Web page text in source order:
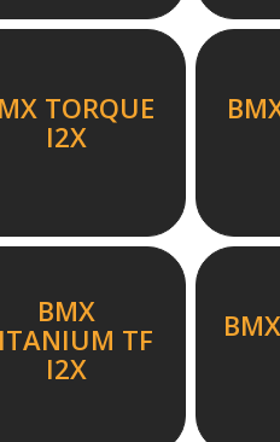
TORQUE
I2X
BMX
TF
I2X